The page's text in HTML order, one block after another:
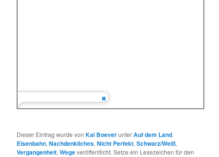
Dieser Eintrag wurde vonKai BoeverunterAuf dem Land,
Eisenbahn,Nachdenkliches,Nicht Perfekt,Schwarz/Weiß,
Vergangenheit,Wegeveröffentlicht. Setze ein Lesezeichen für den